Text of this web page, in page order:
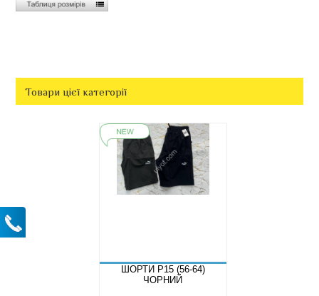
Товари цієї категорії
ШОРТИ P15 (56-64)
ЧОРНИЙ